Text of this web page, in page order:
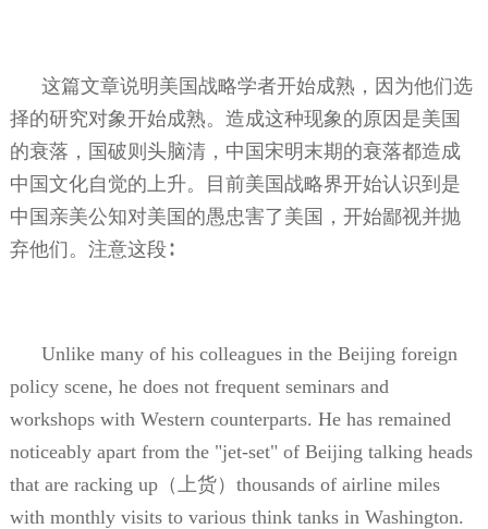
这篇文章说明美国战略学者开始成熟，因为他们选
择的研究对象开始成熟。造成这种现象的原因是美国
的衰落，国破则头脑清，中国宋明末期的衰落都造成
中国文化自觉的上升。目前美国战略界开始认识到是
中国亲美公知对美国的愚忠害了美国，开始鄙视并抛
弃他们。注意这段∶
Unlike many of his colleagues in the Beijing foreign
policy scene, he does not frequent seminars and
workshops with Western counterparts. He has remained
noticeably apart from the "jet-set" of Beijing talking heads
that are racking up（上货） thousands of airline miles
with monthly visits to various think tanks in Washington.